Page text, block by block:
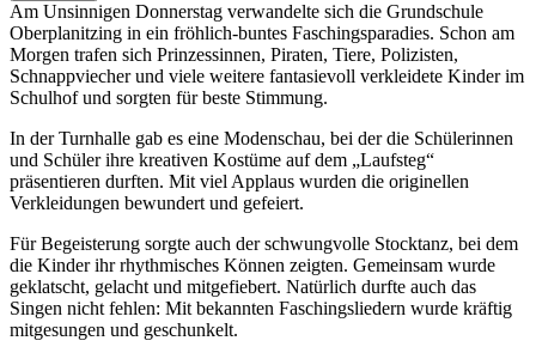
Am Unsinnigen Donnerstag verwandelte sich die Grundschule
Oberplanitzing in ein fröhlich-buntes Faschingsparadies. Schon am
Morgen trafen sich Prinzessinnen, Piraten, Tiere, Polizisten,
Schnappviecher und viele weitere fantasievoll verkleidete Kinder im
Schulhof und sorgten für beste Stimmung.
In der Turnhalle gab es eine Modenschau, bei der die Schülerinnen
und Schüler ihre kreativen Kostüme auf dem „Laufsteg“
präsentieren durften. Mit viel Applaus wurden die originellen
Verkleidungen bewundert und gefeiert.
Für Begeisterung sorgte auch der schwungvolle Stocktanz, bei dem
die Kinder ihr rhythmisches Können zeigten. Gemeinsam wurde
geklatscht, gelacht und mitgefiebert. Natürlich durfte auch das
Singen nicht fehlen: Mit bekannten Faschingsliedern wurde kräftig
mitgesungen und geschunkelt.